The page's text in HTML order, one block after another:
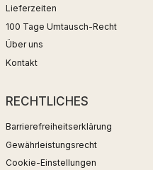
Lieferzeiten
100 Tage Umtausch-Recht
Über uns
Kontakt
RECHTLICHES
Barrierefreiheitserklärung
Gewährleistungsrecht
Cookie-Einstellungen